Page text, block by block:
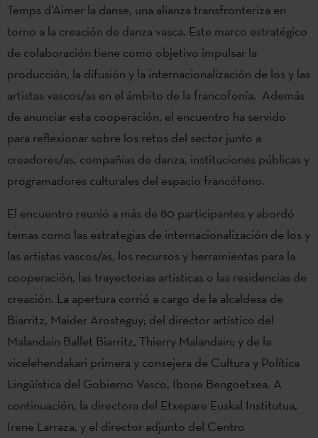
Temps d’Aimer la danse, una alianza transfronteriza en
torno a la creación de danza vasca. Este marco estratégico
de colaboración tiene como objetivo impulsar la
producción, la difusión y la internacionalización de los y las
artistas vascos/as en el ámbito de la francofonía. Además
de anunciar esta cooperación, el encuentro ha servido
para reflexionar sobre los retos del sector junto a
creadores/as, compañías de danza, instituciones públicas y
programadores culturales del espacio francófono.
El encuentro reunió a más de 80 participantes y abordó
temas como las estrategias de internacionalización de los y
las artistas vascos/as, los recursos y herramientas para la
cooperación, las trayectorias artísticas o las residencias de
creación. La apertura corrió a cargo de la alcaldesa de
Biarritz, Maider Arosteguy; del director artístico del
Malandain Ballet Biarritz, Thierry Malandain; y de la
vicelehendakari primera y consejera de Cultura y Política
Lingüística del Gobierno Vasco, Ibone Bengoetxea. A
continuación, la directora del Etxepare Euskal Institutua,
Irene Larraza, y el director adjunto del Centro